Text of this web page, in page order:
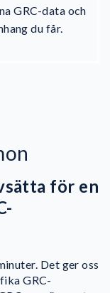
GRC-data och
du får.
för en
Det ger oss
GRC-